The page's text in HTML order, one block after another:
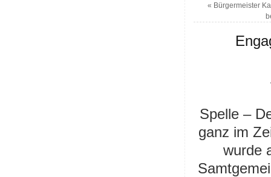
« Bürgermeister
Spelle –
ganz im
wurde